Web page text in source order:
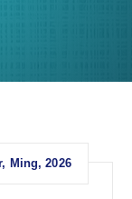
Ming, 2026